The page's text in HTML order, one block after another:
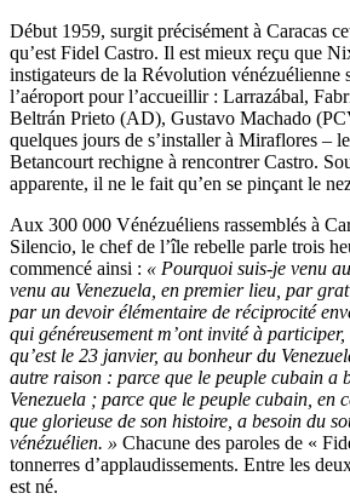
Début 1959, surgit précisément à Caracas
qu’est Fidel Castro. Il est mieux reçu que
instigateurs de la Révolution vénézuélienne
l’aéroport pour l’accueillir : Larrazábal,
Beltrán Prieto (AD), Gustavo Machado
quelques jours de s’installer à Miraflores –
Betancourt rechigne à rencontrer Castro.
apparente, il ne le fait qu’en se pinçant le
Aux 300 000 Vénézuéliens rassemblés à
Silencio, le chef de l’île rebelle parle trois
commencé ainsi : « Pourquoi suis-je venu
venu au Venezuela, en premier lieu, par
par un devoir élémentaire de réciprocité
qui généreusement m’ont invité à
qu’est le 23 janvier, au bonheur du
autre raison : parce que le peuple cubain a
Venezuela ; parce que le peuple cubain, en
que glorieuse de son histoire, a besoin du
vénézuélien. » Chacune des paroles de «
tonnerres d’applaudissements. Entre les
est né.